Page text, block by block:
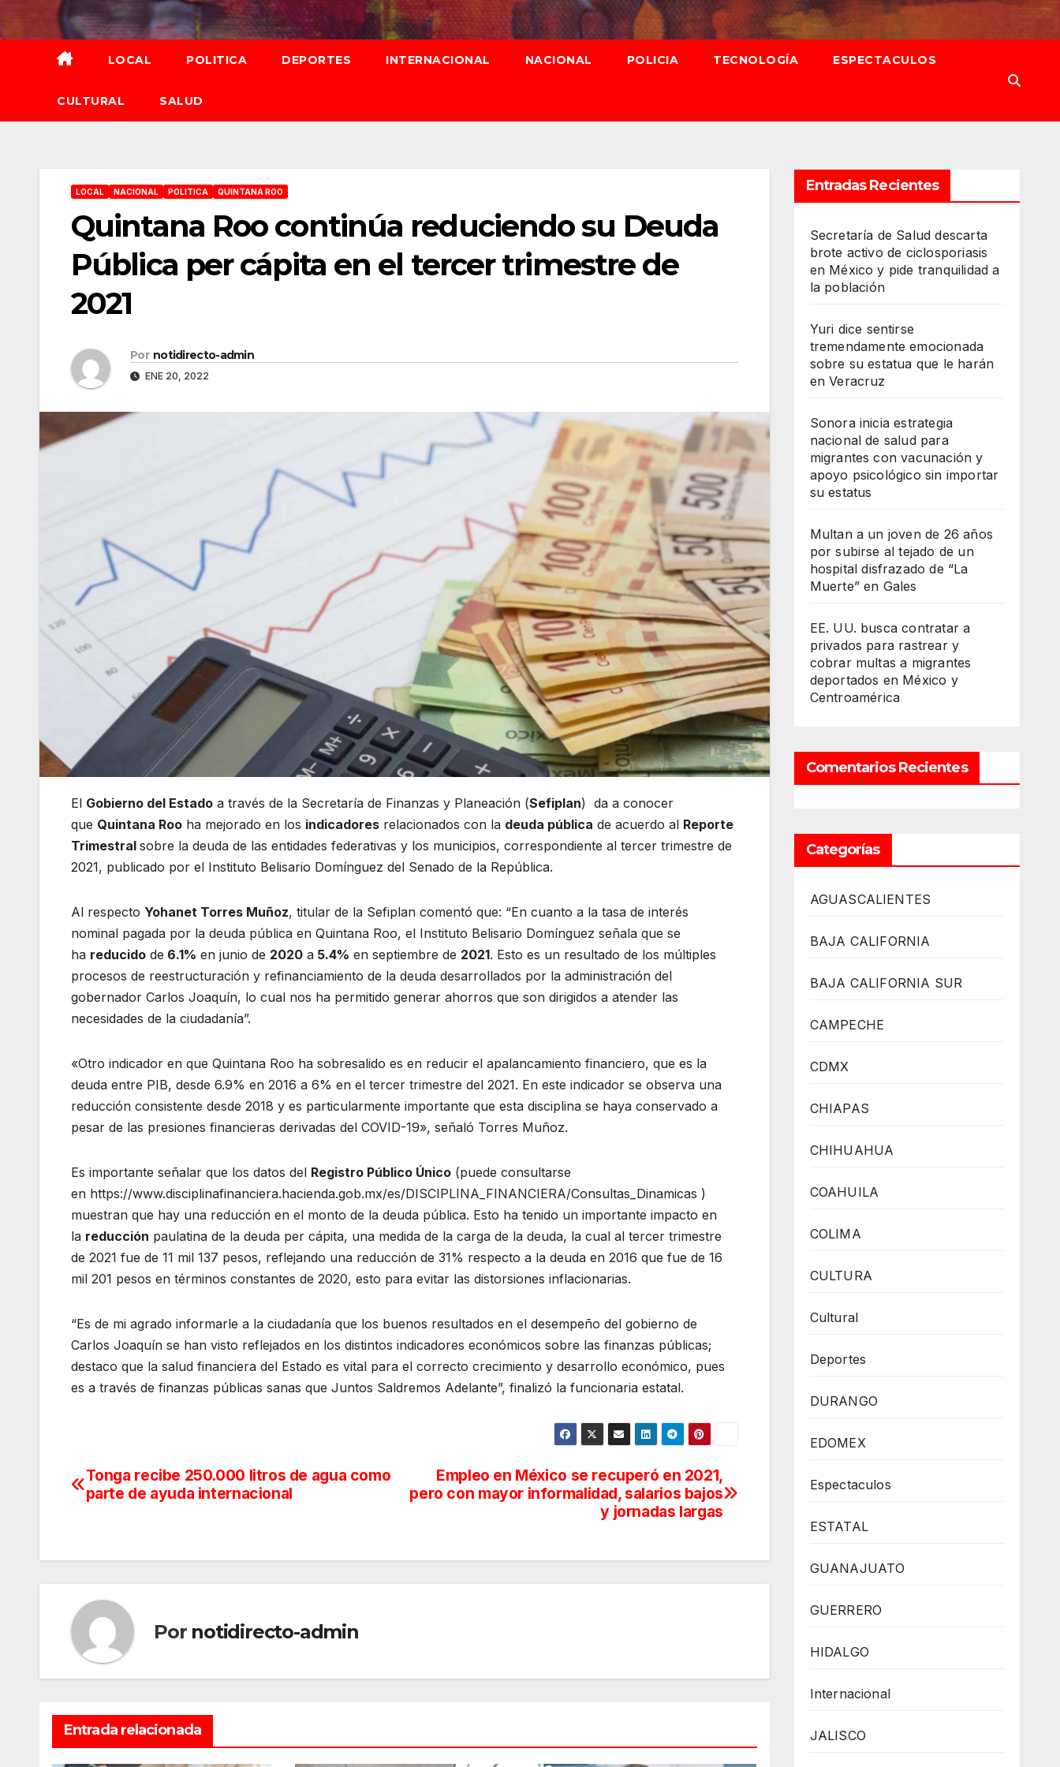
al
contenido
LOCAL POLITICA DEPORTES INTERNACIONAL NACIONAL POLICIA TECNOLOGÍA ESPECTACULOS
CULTURAL SALUD
LOCAL NACIONAL POLITICA QUINTANA ROO
Quintana Roo continúa reduciendo su Deuda
Pública per cápita en el tercer trimestre de
2021
Por notidirecto-admin
ENE 20, 2022
El Gobierno del Estado a través de la Secretaría de Finanzas y Planeación (Sefiplan) da a conocer
que Quintana Roo ha mejorado en los indicadores relacionados con la deuda pública de acuerdo al Reporte
Trimestral sobre la deuda de las entidades federativas y los municipios, correspondiente al tercer trimestre de
2021, publicado por el Instituto Belisario Domínguez del Senado de la República.
Al respecto Yohanet Torres Muñoz, titular de la Sefiplan comentó que: “En cuanto a la tasa de interés
nominal pagada por la deuda pública en Quintana Roo, el Instituto Belisario Domínguez señala que se
ha reducido de 6.1% en junio de 2020 a 5.4% en septiembre de 2021. Esto es un resultado de los múltiples
procesos de reestructuración y refinanciamiento de la deuda desarrollados por la administración del
gobernador Carlos Joaquín, lo cual nos ha permitido generar ahorros que son dirigidos a atender las
necesidades de la ciudadanía”.
«Otro indicador en que Quintana Roo ha sobresalido es en reducir el apalancamiento financiero, que es la
deuda entre PIB, desde 6.9% en 2016 a 6% en el tercer trimestre del 2021. En este indicador se observa una
reducción consistente desde 2018 y es particularmente importante que esta disciplina se haya conservado a
pesar de las presiones financieras derivadas del COVID-19», señaló Torres Muñoz.
Es importante señalar que los datos del Registro Público Único (puede consultarse
en https://www.disciplinafinanciera.hacienda.gob.mx/es/DISCIPLINA_FINANCIERA/Consultas_Dinamicas )
muestran que hay una reducción en el monto de la deuda pública. Esto ha tenido un importante impacto en
la reducción paulatina de la deuda per cápita, una medida de la carga de la deuda, la cual al tercer trimestre
de 2021 fue de 11 mil 137 pesos, reflejando una reducción de 31% respecto a la deuda en 2016 que fue de 16
mil 201 pesos en términos constantes de 2020, esto para evitar las distorsiones inflacionarias.
“Es de mi agrado informarle a la ciudadanía que los buenos resultados en el desempeño del gobierno de
Carlos Joaquín se han visto reflejados en los distintos indicadores económicos sobre las finanzas públicas;
destaco que la salud financiera del Estado es vital para el correcto crecimiento y desarrollo económico, pues
es a través de finanzas públicas sanas que Juntos Saldremos Adelante”, finalizó la funcionaria estatal.
Navegación
Empleo en México se recuperó en 2021,
pero con mayor informalidad, salarios bajos
y jornadas largas
Tonga recibe 250.000 litros de agua como
parte de ayuda internacional
Por notidirecto-admin
Entrada relacionada
Entradas Recientes
Secretaría de Salud descarta
brote activo de ciclosporiasis
en México y pide tranquilidad a
la población
Yuri dice sentirse
tremendamente emocionada
sobre su estatua que le harán
en Veracruz
Sonora inicia estrategia
nacional de salud para
migrantes con vacunación y
apoyo psicológico sin importar
su estatus
Multan a un joven de 26 años
por subirse al tejado de un
hospital disfrazado de “La
Muerte” en Gales
EE. UU. busca contratar a
privados para rastrear y
cobrar multas a migrantes
deportados en México y
Centroamérica
Comentarios Recientes
Categorías
AGUASCALIENTES
BAJA CALIFORNIA
BAJA CALIFORNIA SUR
CAMPECHE
CDMX
CHIAPAS
CHIHUAHUA
COAHUILA
COLIMA
CULTURA
Cultural
Deportes
DURANGO
EDOMEX
Espectaculos
ESTATAL
GUANAJUATO
GUERRERO
HIDALGO
Internacional
JALISCO